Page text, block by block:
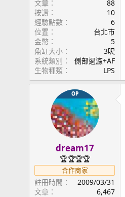
文章
88
按讚
10
經驗點數
6
位置
台北市
金幣
5
魚缸大小
3呎
系統類別
側部過濾+AF
生物種類
LPS
OP
dream17
🏆🏆🏆🏆
合作商家
註冊時間
2009/03/31
文章
6,467